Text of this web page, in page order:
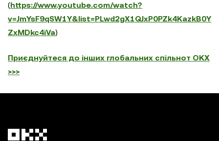
(https://www.youtube.com/watch?
v=JmYsF9qSW1Y&list=PLwd2gX1QJxP0PZk4KazkB0Y
ZxMDkc4iVa)
Приєднуйтеся до інших глобальних спільнот OKX
>>>